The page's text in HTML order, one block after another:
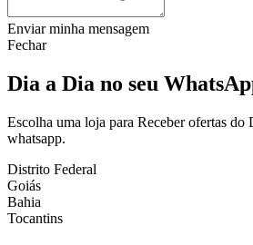
Enviar minha mensagem
Fechar
Dia a Dia no seu
Escolha uma loja para Receber ofertas do
whatsapp.
Distrito Federal
Goiás
Bahia
Tocantins